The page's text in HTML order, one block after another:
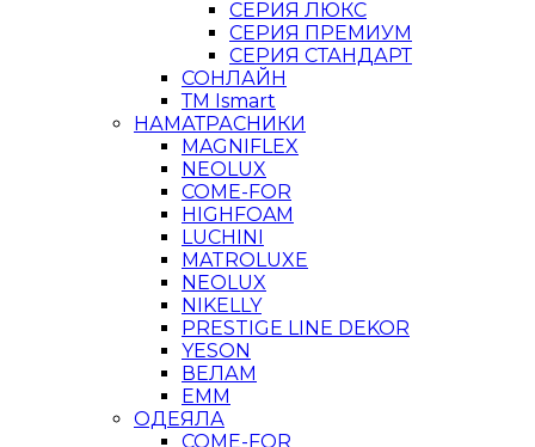
СЕРИЯ ЛЮКС
СЕРИЯ ПРЕМИУМ
СЕРИЯ СТАНДАРТ
СОНЛАЙН
ТМ Ismart
НАМАТРАСНИКИ
MAGNIFLEX
NEOLUX
COME-FOR
HIGHFOAM
LUCHINI
MATROLUXE
NEOLUX
NIKELLY
PRESTIGE LINE DEKOR
YESON
ВЕЛАМ
ЕММ
ОДЕЯЛА
COME-FOR